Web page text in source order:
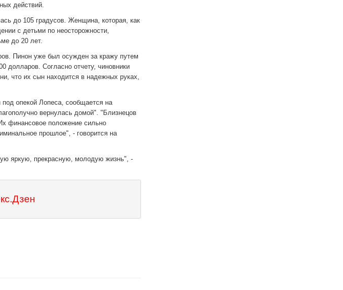
действий.
до 105 градусов. Женщина, которая, как
с детьми по неосторожности,
до 20 лет.
Пинон уже был осужден за кражу путем
долларов. Согласно отчету, чиновники
что их сын находится в надежных руках,
под опекой Лопеса, сообщается на
вернулась домой". "Близнецов
финансовое положение сильно
прошлое", - говорится на
яркую, прекрасную, молодую жизнь", -